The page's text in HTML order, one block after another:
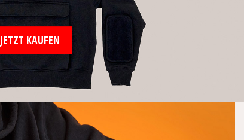
JETZT KAUFEN